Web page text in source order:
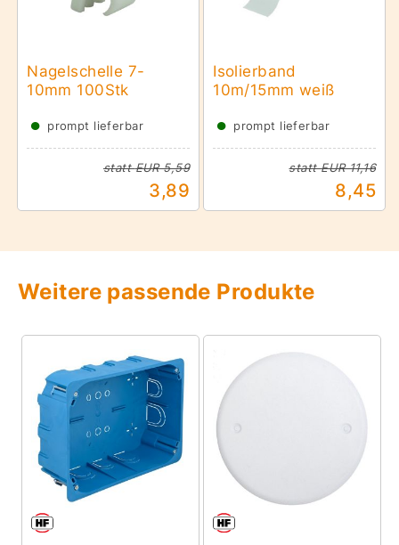
Nagelschelle 7-
10mm 100Stk
● prompt lieferbar
stattEUR 5,59
3,89
Isolierband
10m/15mm weiß
● prompt lieferbar
stattEUR 11,16
8,45
Weitere passende Produkte